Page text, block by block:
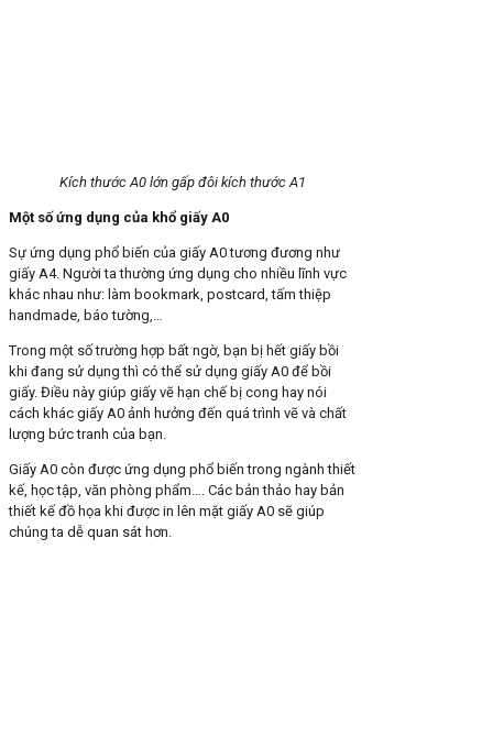
Kích thước A0 lớn gấp đôi kích thước A1
Một số ứng dụng của khổ giấy A0
Sự ứng dụng phổ biến của giấy A0 tương đương như
giấy A4. Người ta thường ứng dụng cho nhiều lĩnh vực
khác nhau như: làm bookmark, postcard, tấm thiệp
handmade, báo tường,…
Trong một số trường hợp bất ngờ, bạn bị hết giấy bồi
khi đang sử dụng thì có thể sử dụng giấy A0 để bồi
giấy. Điều này giúp giấy vẽ hạn chế bị cong hay nói
cách khác giấy A0 ảnh hưởng đến quá trình vẽ và chất
lượng bức tranh của bạn.
Giấy A0 còn được ứng dụng phổ biến trong ngành thiết
kế, học tập, văn phòng phẩm…. Các bản thảo hay bản
thiết kế đồ họa khi được in lên mặt giấy A0 sẽ giúp
chúng ta dễ quan sát hơn.